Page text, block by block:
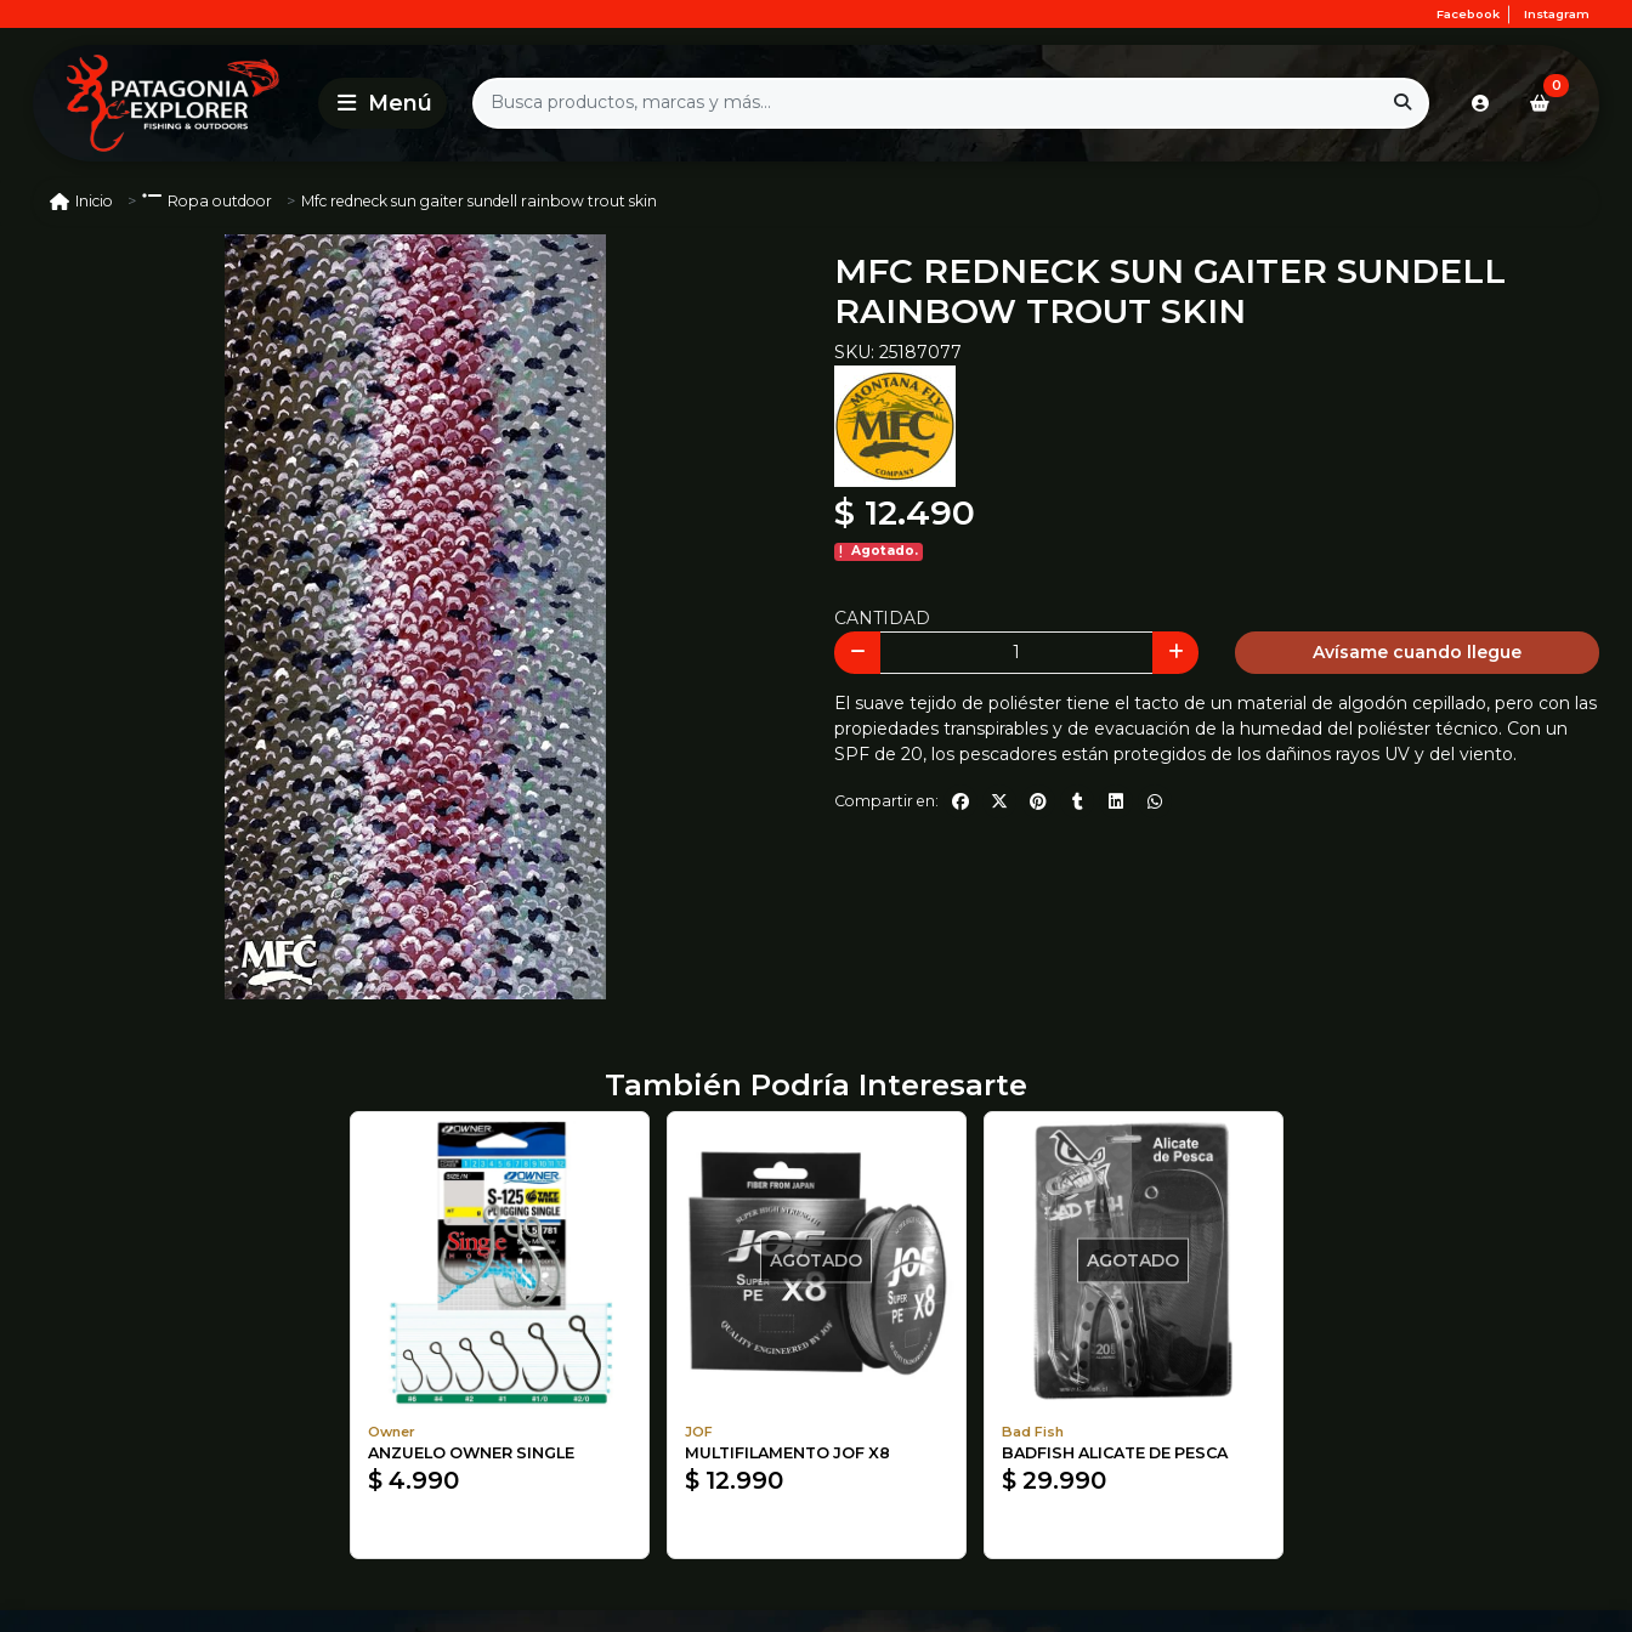
Facebook Instagram
0
Inicio Ropa outdoor Mfc redneck sun gaiter sundell rainbow trout skin
MFC REDNECK SUN GAITER SUNDELL
RAINBOW TROUT SKIN
SKU: 25187077
$ 12.490
Agotado.
CANTIDAD
Avísame cuando llegue
El suave tejido de poliéster tiene el tacto de un material de algodón cepillado, pero con las
propiedades transpirables y de evacuación de la humedad del poliéster técnico. Con un
SPF de 20, los pescadores están protegidos de los dañinos rayos UV y del viento.
Compartir en:
También Podría Interesarte
Owner
ANZUELO OWNER SINGLE
$ 4.990
AGOTADO
JOF
MULTIFILAMENTO JOF X8
$ 12.990
AGOTADO
Bad Fish
BADFISH ALICATE DE PESCA
$ 29.990